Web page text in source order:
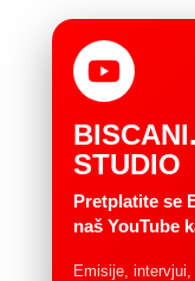
STUDIO
Pretplatite se
naš YouTube
Emisije,